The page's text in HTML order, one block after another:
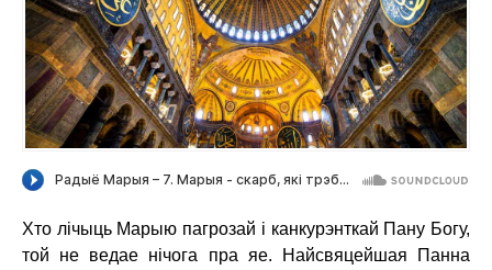
Хто лічыць Марыю пагрозай і канкурэнткай Пану Богу,
той не ведае нічога пра яе. Найсвяцейшая Панна